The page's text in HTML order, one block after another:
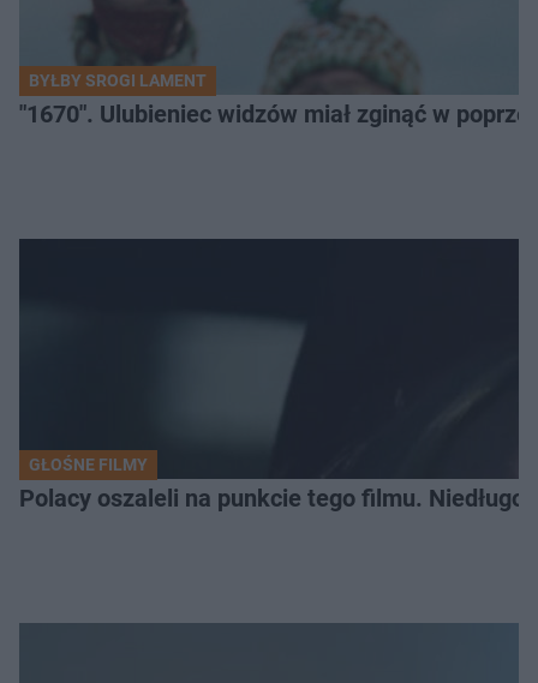
BYŁBY SROGI LAMENT
"1670". Ulubieniec widzów miał zginąć w
GŁOŚNE FILMY
Polacy oszaleli na punkcie tego filmu. Niedługo